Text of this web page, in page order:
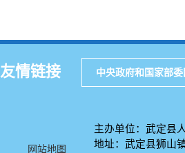
友情链接 中央政府和国家部
网站地图
主办单位：武定县
地址：武定县狮